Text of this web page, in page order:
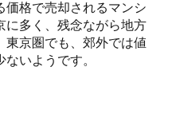
価格で売却されるマンシ
に多く、残念ながら地方
東京圏でも、郊外では値
いようです。